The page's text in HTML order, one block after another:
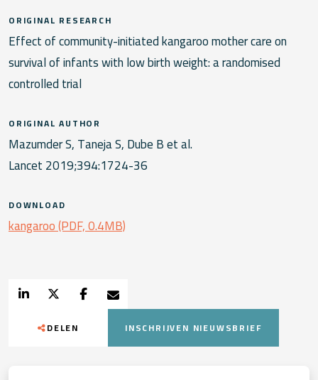
ORIGINAL RESEARCH
Effect of community-initiated kangaroo mother care on
survival of infants with low birth weight: a randomised
controlled trial
ORIGINAL AUTHOR
Mazumder S, Taneja S, Dube B et al.
Lancet 2019;394:1724-36
DOWNLOAD
kangaroo (PDF, 0.4MB)
DELEN INSCHRIJVEN NIEUWSBRIEF